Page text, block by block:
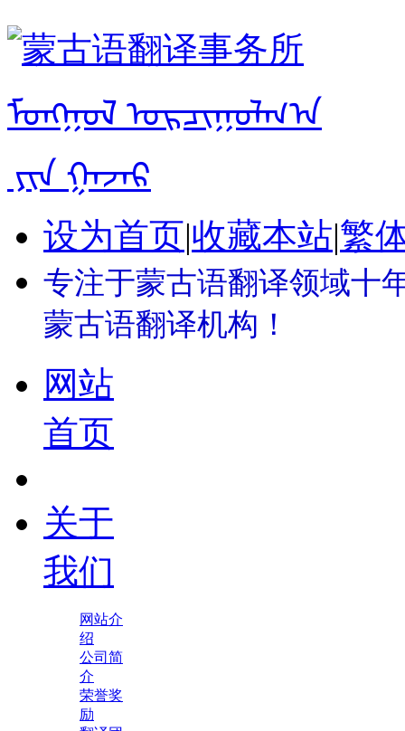
设为首页|收藏本站|繁
专注于蒙古语翻译领域十
蒙古语翻译机构！
网站
首页
关于
我们
网站介
绍
公司简
介
荣誉奖
励